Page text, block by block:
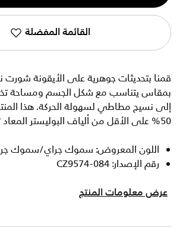
1
القائمة المفضلة
قمنا بتحديثات جوهرية على الأيقونة
بمقاس يتناسب مع شكل الجسم ومساحة
إلى نسيج مطاطي لسهولة الحركة. هذا
50% على الأقل من ألياف البوليستر المعاد تدويرها.
اللون المعروض: سموك جراي/سموك
رقم الإصدار: CZ9574-084
عرض معلومات المنتج